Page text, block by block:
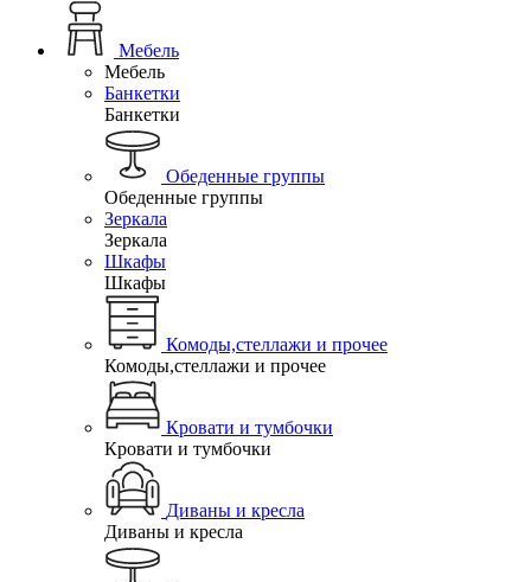
Мебель
Мебель
Банкетки
Банкетки
Обеденные группы
Обеденные группы
Зеркала
Зеркала
Шкафы
Шкафы
Комоды,стеллажи и прочее
Комоды,стеллажи и прочее
Кровати и тумбочки
Кровати и тумбочки
Диваны и кресла
Диваны и кресла